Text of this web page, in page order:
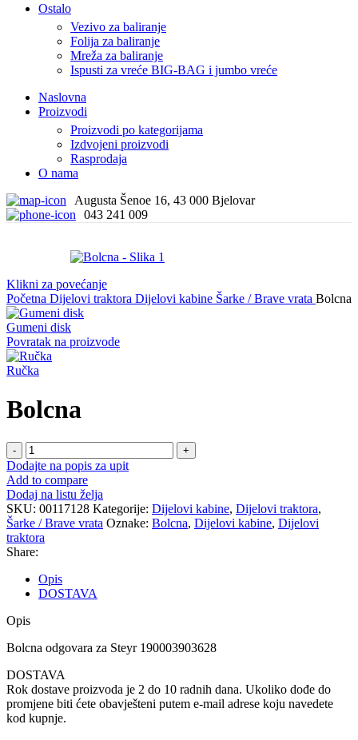
Ostalo
Vezivo za baliranje
Folija za baliranje
Mreža za baliranje
Ispusti za vreće BIG-BAG i jumbo vreće
Naslovna
Proizvodi
Proizvodi po kategorijama
Izdvojeni proizvodi
Rasprodaja
O nama
Augusta Šenoe 16, 43 000 Bjelovar
043 241 009
Klikni za povećanje
Početna Dijelovi traktora Dijelovi kabine Šarke / Brave vrata Bolcna
Gumeni disk
Povratak na proizvode
Ručka
Bolcna
Bolcna
količina
Dodajte na popis za upit
Add to compare
Dodaj na listu želja
SKU: 00117128 Kategorije: Dijelovi kabine, Dijelovi traktora,
Šarke / Brave vrata Oznake: Bolcna, Dijelovi kabine, Dijelovi
traktora
Share:
Opis
DOSTAVA
Opis
Bolcna odgovara za Steyr 190003903628
DOSTAVA
Rok dostave proizvoda je 2 do 10 radnih dana. Ukoliko dođe do
promjene biti ćete obavješteni putem e-mail adrese koju navedete
kod kupnje.